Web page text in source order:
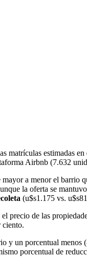
matrículas estimadas
Airbnb (7.632
a menor el barrio
la oferta se
(u$s1.175 vs.
precio de las
ciento.
y un porcentual menos
porcentual de